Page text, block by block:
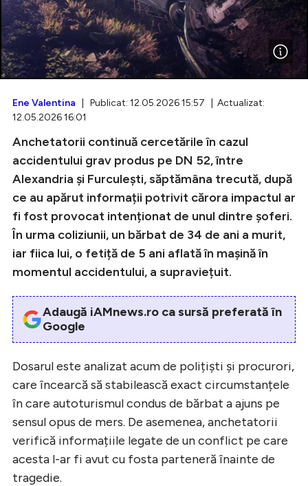
Intră în cont
Creează cont
Ene Valentina | Publicat: 12.05.2026 15:57 | Actualizat:
12.05.2026 16:01
Anchetatorii continuă cercetările în cazul
accidentului grav produs pe DN 52, între
Alexandria și Furculești, săptămâna trecută, după
ce au apărut informații potrivit cărora impactul ar
fi fost provocat intenționat de unul dintre șoferi.
În urma coliziunii, un bărbat de 34 de ani a murit,
iar fiica lui, o fetiță de 5 ani aflată în mașină în
momentul accidentului, a supraviețuit.
Adaugă iAMnews.ro ca sursă preferată în
Google
Dosarul este analizat acum de polițiști și procurori,
care încearcă să stabilească exact circumstanțele
în care autoturismul condus de bărbat a ajuns pe
sensul opus de mers. De asemenea, anchetatorii
verifică informațiile legate de un conflict pe care
acesta l-ar fi avut cu fosta parteneră înainte de
tragedie.